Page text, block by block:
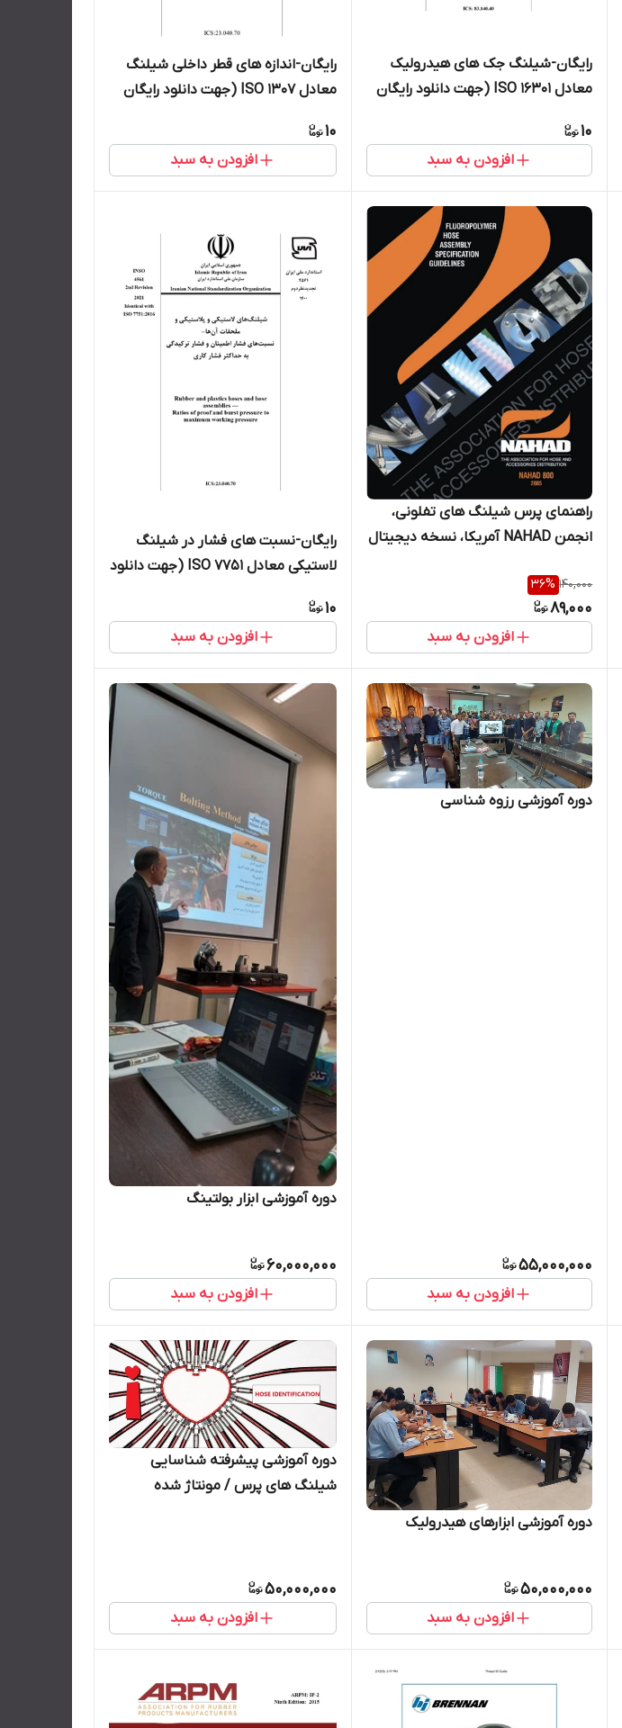
رایگان-شیلنگ جک های هیدرولیک
معادل ISO 16301 (جهت دانلود رایگان
10
افزودن به سبد
رایگان-اندازه های قطر داخلی شیلنگ
معادل ISO 1307 (جهت دانلود رایگان
10
افزودن به سبد
راهنمای پرس شیلنگ های تفلونی،
انجمن NAHAD آمریکا، نسخه دیجیتال
140,000
36%
89,000
افزودن به سبد
رایگان-نسبت های فشار در شیلنگ
لاستیکی معادل ISO 7751 (جهت دانلود
10
افزودن به سبد
دوره آموزشی رزوه شناسی
55,000,000
افزودن به سبد
دوره آموزشی ابزار بولتینگ
60,000,000
افزودن به سبد
دوره آموزشی ابزارهای هیدرولیک
50,000,000
افزودن به سبد
دوره آموزشی پیشرفته شناسایی
شیلنگ های پرس / مونتاژ شده
50,000,000
افزودن به سبد